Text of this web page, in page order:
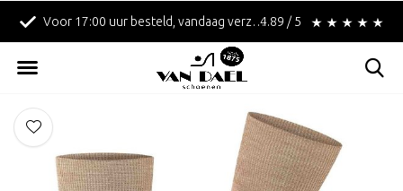
Voor 17:00 uur besteld, vandaag verzonden! Betaal achteraf met
4.89 / 5